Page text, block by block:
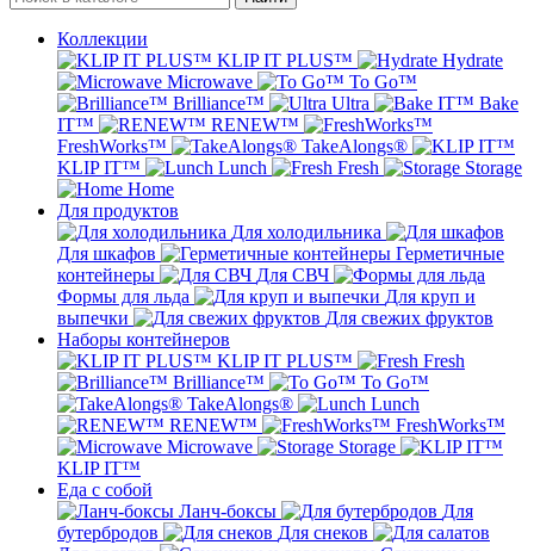
Коллекции
KLIP IT PLUS™
Hydrate
Microwave
To Go™
Brilliance™
Ultra
Bake
IT™
RENEW™
FreshWorks™
TakeAlongs®
KLIP IT™
Lunch Fresh
Storage
Home
Для продуктов
Для холодильника
Для шкафов
Герметичные
контейнеры
Для СВЧ
Формы для льда
Для круп и
выпечки
Для свежих фруктов
Наборы контейнеров
KLIP IT PLUS™
Fresh
Brilliance™
To Go™
TakeAlongs®
Lunch
RENEW™
FreshWorks™
Microwave
Storage
KLIP IT™
Еда с собой
Ланч-боксы
Для
бутербродов
Для снеков